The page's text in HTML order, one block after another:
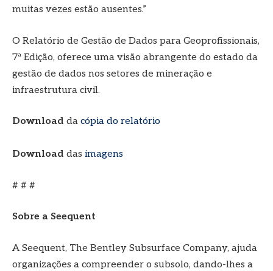
muitas vezes estão ausentes.”
O Relatório de Gestão de Dados para Geoprofissionais,
7ª Edição, oferece uma visão abrangente do estado da
gestão de dados nos setores de mineração e
infraestrutura civil.
Download da cópia do relatório
Download das imagens
# # #
Sobre a Seequent
A Seequent, The Bentley Subsurface Company, ajuda
organizações a compreender o subsolo, dando-lhes a